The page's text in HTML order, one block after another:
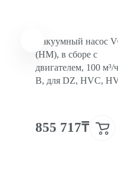
Вакуумный насос
(HM), в сборе с
двигателем, 100 м³/
В, для DZ, HVC,
855 717₸